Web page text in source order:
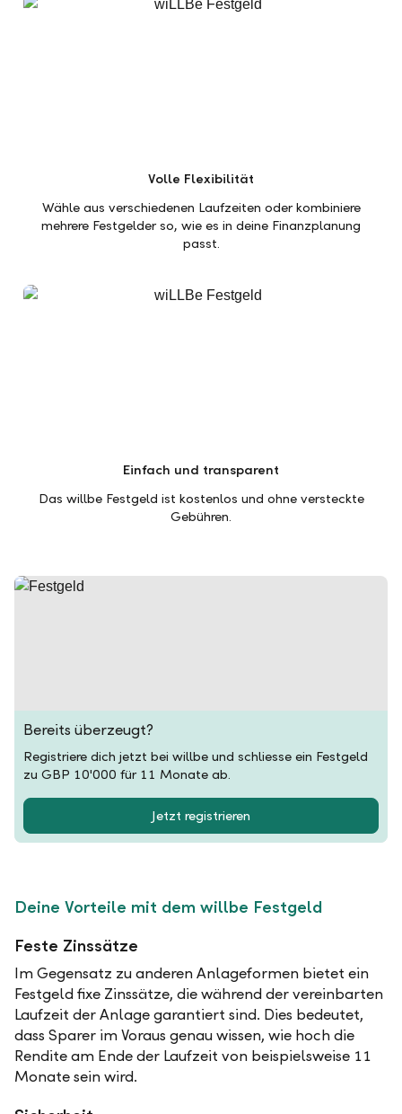
Volle Flexibilität
Wähle aus verschiedenen Laufzeiten oder kombiniere
mehrere Festgelder so, wie es in deine Finanzplanung
passt.
Einfach und transparent
Das willbe Festgeld ist kostenlos und ohne versteckte
Gebühren.
Bereits überzeugt?
Registriere dich jetzt bei willbe und schliesse ein Festgeld
zu GBP 10'000 für 11 Monate ab.
Jetzt registrieren
Deine Vorteile mit dem willbe Festgeld
Feste Zinssätze
Im Gegensatz zu anderen Anlageformen bietet ein
Festgeld fixe Zinssätze, die während der vereinbarten
Laufzeit der Anlage garantiert sind. Dies bedeutet,
dass Sparer im Voraus genau wissen, wie hoch die
Rendite am Ende der Laufzeit von beispielsweise 11
Monate sein wird.